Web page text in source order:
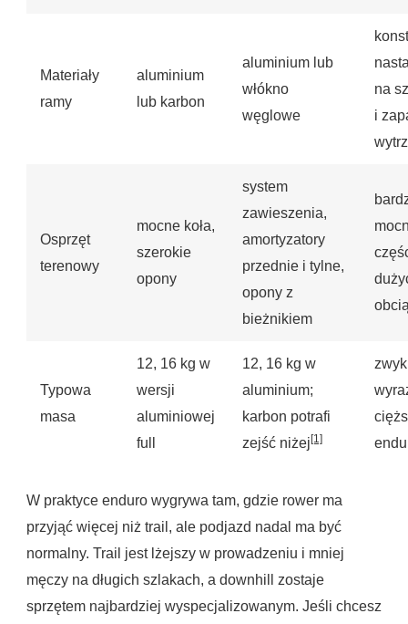
Materiały
ramy
aluminium
lub karbon
aluminium lub
włókno
węglowe
na
i
Osprzęt
terenowy
mocne koła,
szerokie
opony
system
zawieszenia,
amortyzatory
przednie i tylne,
opony z
bieżnikiem
Typowa
masa
12, 16 kg w
wersji
aluminiowej
full
12, 16 kg w
aluminium;
karbon potrafi
zejść niżej [1]
W praktyce enduro wygrywa tam, gdzie rower ma
przyjąć więcej niż trail, ale podjazd nadal ma być
normalny. Trail jest lżejszy w prowadzeniu i mniej
męczy na długich szlakach, a downhill zostaje
sprzętem najbardziej wyspecjalizowanym. Jeśli chcesz